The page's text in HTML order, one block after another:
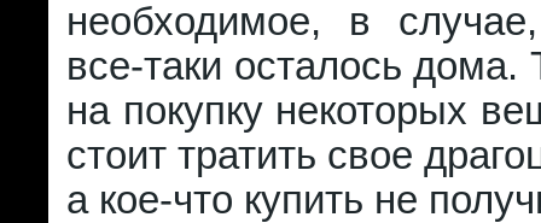
необходимое, в
все-таки осталось
на покупку некоторых
стоит тратить свое
а кое-что купить не